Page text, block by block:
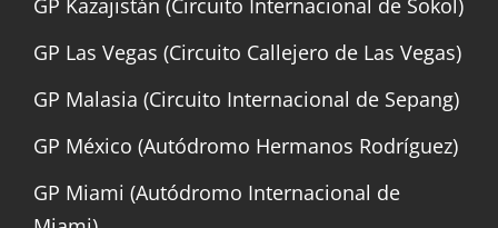
GP Kazajistán (Circuito Internacional de Sokol)
GP Las Vegas (Circuito Callejero de Las Vegas)
GP Malasia (Circuito Internacional de Sepang)
GP México (Autódromo Hermanos Rodríguez)
GP Miami (Autódromo Internacional de